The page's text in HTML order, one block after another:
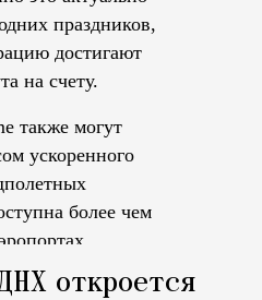
праздников,
достигают
на счету.
также могут
ускоренного
более чем
откроется